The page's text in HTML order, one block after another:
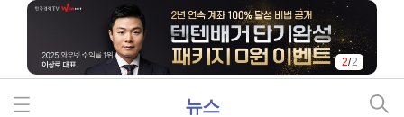
2/2
뉴스